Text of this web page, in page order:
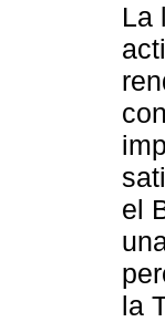
La
el
la